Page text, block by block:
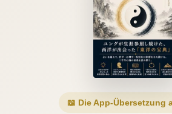
📖 Die App-Übersetzung